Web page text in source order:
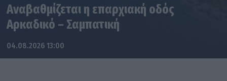
Αναβαθμίζεται η επαρχιακή οδός
Αρκαδικό – Σαμπατική
04.08.2026 13:00